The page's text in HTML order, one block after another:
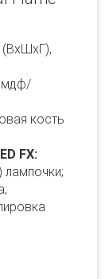
(ВхШхГ),
мдф/
кость
FX:
лампочки;